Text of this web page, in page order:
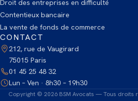
Droit des entreprises en difficulté
Contentieux bancaire
La vente de fonds de commerce
CONTACT
212, rue de Vaugirard
75015 Paris
01 45 25 48 32
Lun – Ven · 8h30 – 19h30
Copyright © 2026 BSM Avocats — Tous droits